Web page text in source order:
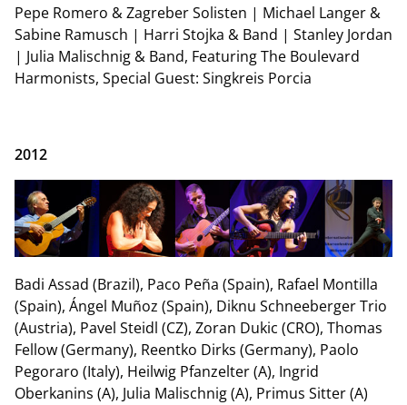
Pepe Romero & Zagreber Solisten | Michael Langer &
Sabine Ramusch | Harri Stojka & Band | Stanley Jordan
| Julia Malischnig & Band, Featuring The Boulevard
Harmonists, Special Guest: Singkreis Porcia
2012
Badi Assad (Brazil), Paco Peña (Spain), Rafael Montilla
(Spain), Ángel Muñoz (Spain), Diknu Schneeberger Trio
(Austria), Pavel Steidl (CZ), Zoran Dukic (CRO), Thomas
Fellow (Germany), Reentko Dirks (Germany), Paolo
Pegoraro (Italy), Heilwig Pfanzelter (A), Ingrid
Oberkanins (A), Julia Malischnig (A), Primus Sitter (A)